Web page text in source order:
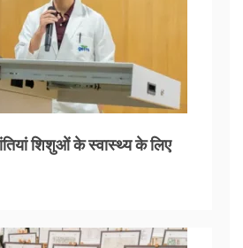
शिशुओं के स्वास्थ्य के लिए